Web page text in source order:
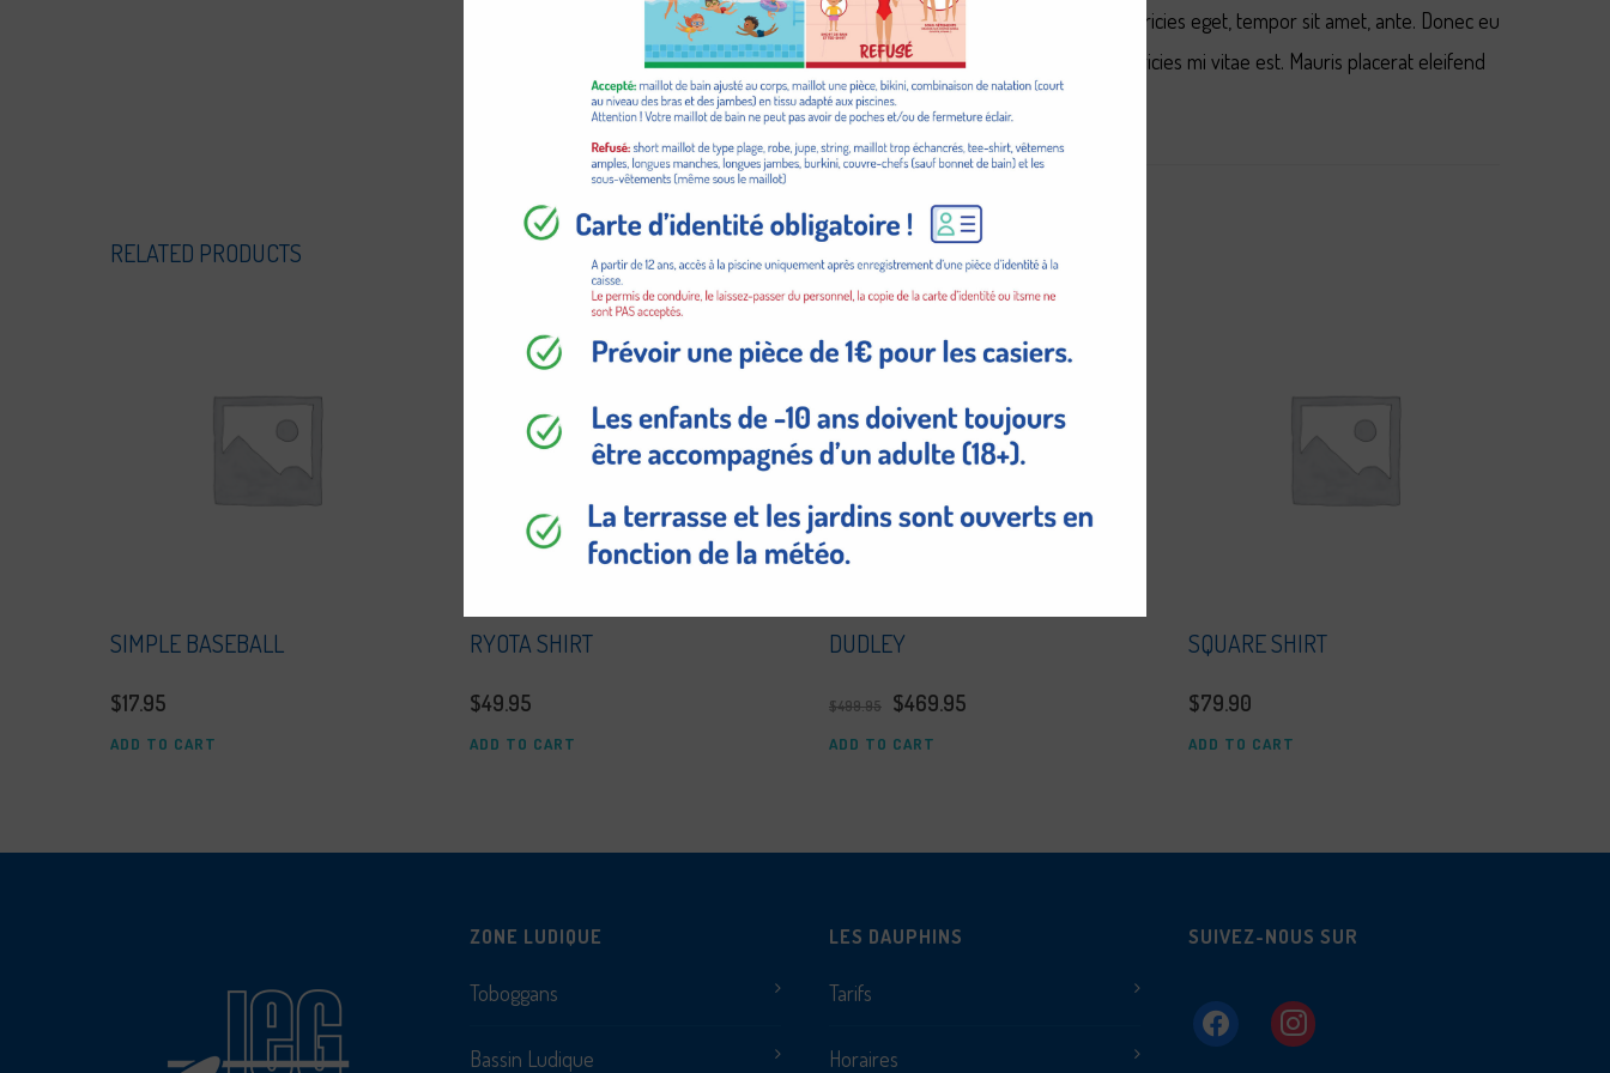
egestas. Vestibulum tortor quam, feugiat vitae, ultricies eget, tempor sit amet, ante. Donec eu
libero sit amet quam egestas semper. Aenean ultricies mi vitae est. Mauris placerat eleifend
leo. NELLY.COM
RELATED PRODUCTS
SIMPLE BASEBALL
$17.95
ADD TO CART
RYOTA SHIRT
$49.95
ADD TO CART
DUDLEY
$499.95 $469.95
ADD TO CART
SQUARE SHIRT
$79.90
ADD TO CART
ZONE LUDIQUE
Toboggans
Bassin Ludique
LES DAUPHINS
Tarifs
Horaires
SUIVEZ-NOUS SUR
facebook instagram